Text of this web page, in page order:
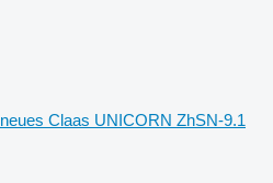
neues Claas UNICORN ZhSN-9.1